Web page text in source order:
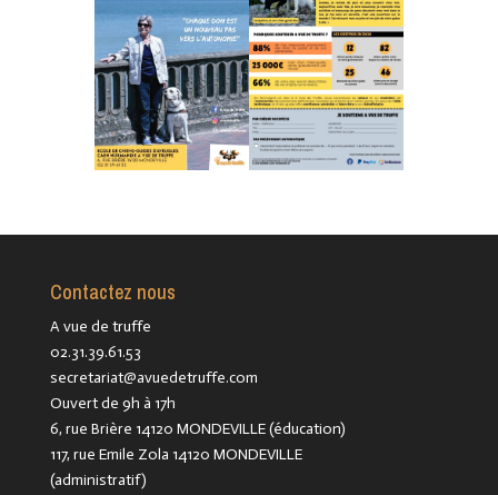
Contactez nous
A vue de truffe
02.31.39.61.53
secretariat@avuedetruffe.com
Ouvert de 9h à 17h
6, rue Brière 14120 MONDEVILLE (éducation)
117, rue Emile Zola 14120 MONDEVILLE
(administratif)